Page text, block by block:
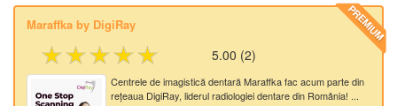
PREMIUM
Maraffka by DigiRay
★★★★★ 5.00 (2)
Centrele de imagistică dentară Maraffka fac acum parte din
rețeaua DigiRay, liderul radiologiei dentare din România! ...